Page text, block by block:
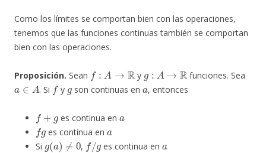
Como los límites se comportan bien con las operaciones,
tenemos que las funciones continuas también se comportan
bien con las operaciones.
Proposición. Sean
: →
y
→
funciones. Sea
a ∈A
. Si
f
y
g
son continuas en
a
, entonces
+
es continua en
fg
es continua en
a
Si
g(a )≠0
,
f/ g
es continua en